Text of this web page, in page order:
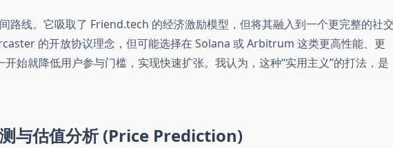
路线。它吸取了 Friend.tech 的经济激励模型，但将其融入到一个更完整的社
的开放协议理念，但可能选择在 Solana 或 Arbitrum 这类更高性能、更
始就降低用户参与门槛，实现快速扩张。我认为，这种“实用主义”的打法，是
与估值分析 (Price Prediction)